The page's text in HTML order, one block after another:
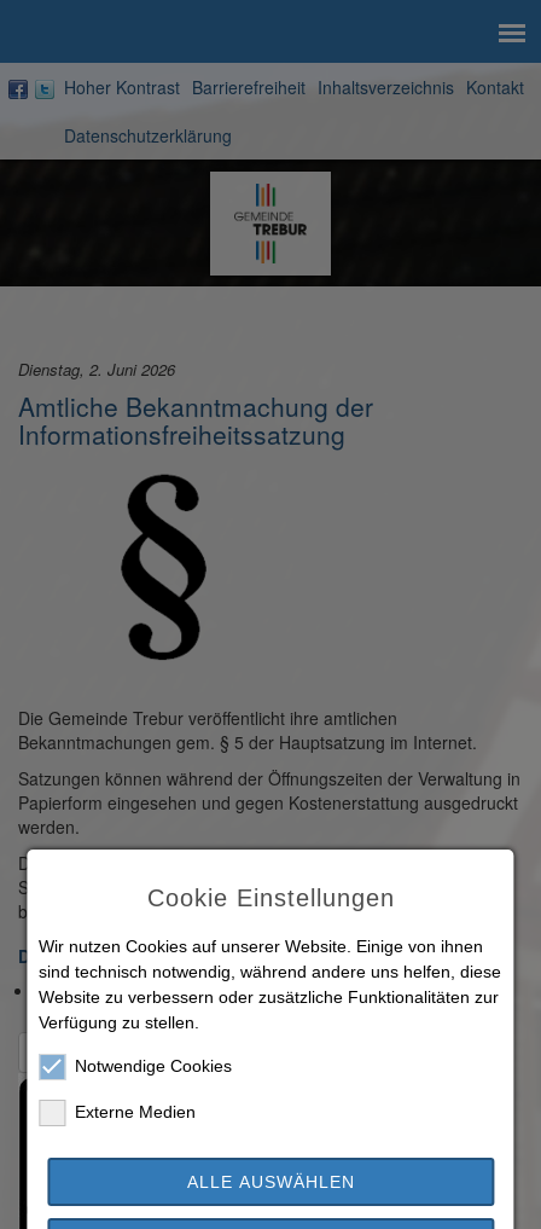
Hoher Kontrast Barrierefreiheit Inhaltsverzeichnis Kontakt
Datenschutzerklärung
Zur
Startseite
Dienstag, 2. Juni 2026
Amtliche Bekanntmachung der
Informationsfreiheitssatzung
Die Gemeinde Trebur veröffentlicht ihre amtlichen
Bekanntmachungen gem. § 5 der Hauptsatzung im Internet.
Satzungen können während der Öffnungszeiten der Verwaltung in
Papierform eingesehen und gegen Kostenerstattung ausgedruckt
werden.
Die Gemeindevertretung der Gemeinde Trebur hat in ihrer
Sitzung am 30. Januar 2026 die nachfolgende Satzung
beschlossen, die hiermit bekanntgemacht wird:
Downloads
Informationsfreiheitssatzung (412 KB)
Zurück zur Übersicht
Cookie Einstellungen
Wir nutzen Cookies auf unserer Website. Einige von ihnen
sind technisch notwendig, während andere uns helfen, diese
Website zu verbessern oder zusätzliche Funktionalitäten zur
Verfügung zu stellen.
Notwendige Cookies
Externe Medien
ALLE AUSWÄHLEN